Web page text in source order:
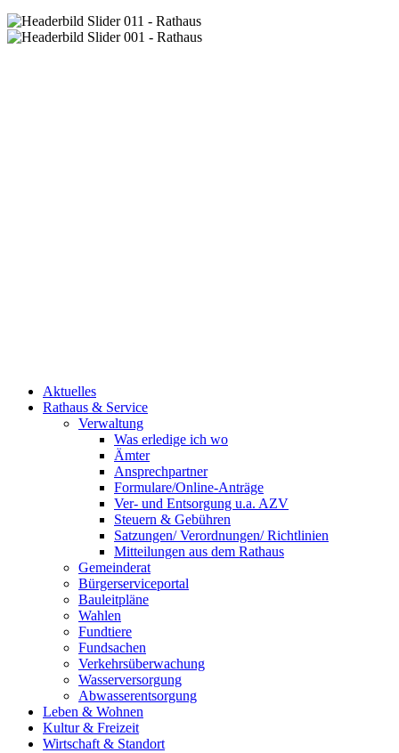
Aktuelles
Rathaus & Service
Verwaltung
Was erledige ich wo
Ämter
Ansprechpartner
Formulare/Online-Anträge
Ver- und Entsorgung u.a. AZV
Steuern & Gebühren
Satzungen/ Verordnungen/ Richtlinien
Mitteilungen aus dem Rathaus
Gemeinderat
Bürgerserviceportal
Bauleitpläne
Wahlen
Fundtiere
Fundsachen
Verkehrsüberwachung
Wasserversorgung
Abwasserentsorgung
Leben & Wohnen
Kultur & Freizeit
Wirtschaft & Standort